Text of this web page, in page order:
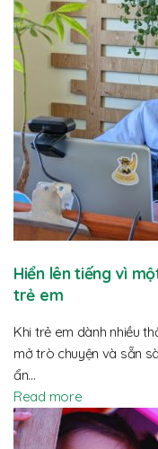
Hiển lên tiếng vì
trẻ em
Khi trẻ em dành nhiều
mở trò chuyện và sẵn
ẩn…
Read more